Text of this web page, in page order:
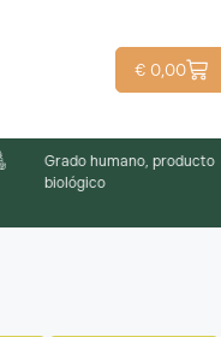
€ 0,00
producto